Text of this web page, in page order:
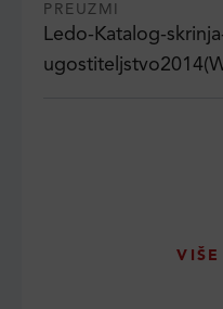
PREUZMI
Ledo-Katalog-